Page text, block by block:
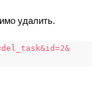
удалить.